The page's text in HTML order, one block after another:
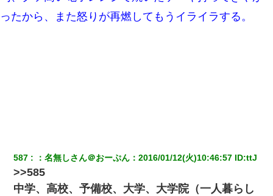
せない
ったから、また怒りが再燃してもうイライラする。
587 ：名無しさん＠おーぷん ：2016/01/12(火)10:46:57 ID:ttJ
>>585
中学、高校、予備校、大学、大学院（一人暮らし